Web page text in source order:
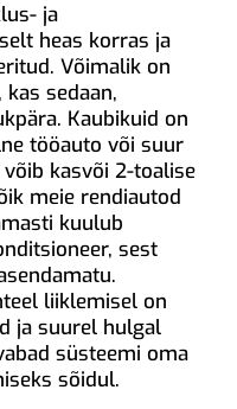
ja
heas korras ja
Võimalik on
sedaan,
Kaubikuid on
tööauto või suur
kasvõi 2-toalise
meie rendiautod
kuulub
sest
liiklemisel on
ja suurel hulgal
süsteemi oma
sõidul.